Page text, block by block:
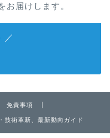
お届けします。
／
免責事項
術革新、最新動向ガイド
免責事項